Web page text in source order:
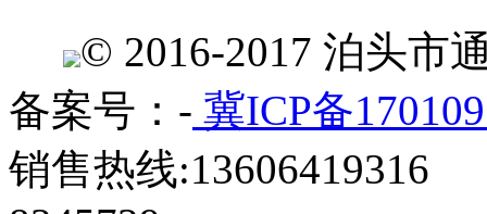
© 2016-2017 泊头市
备案号：- 冀ICP备
销售热线:13606419316